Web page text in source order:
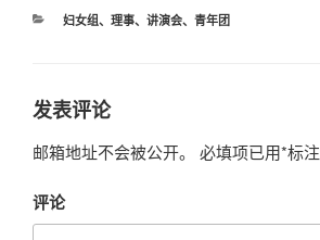
分
妇女组、 理事、 讲演会、 青年团
发表评论
邮箱地址不会被公开。 必填项已用*标注
评论